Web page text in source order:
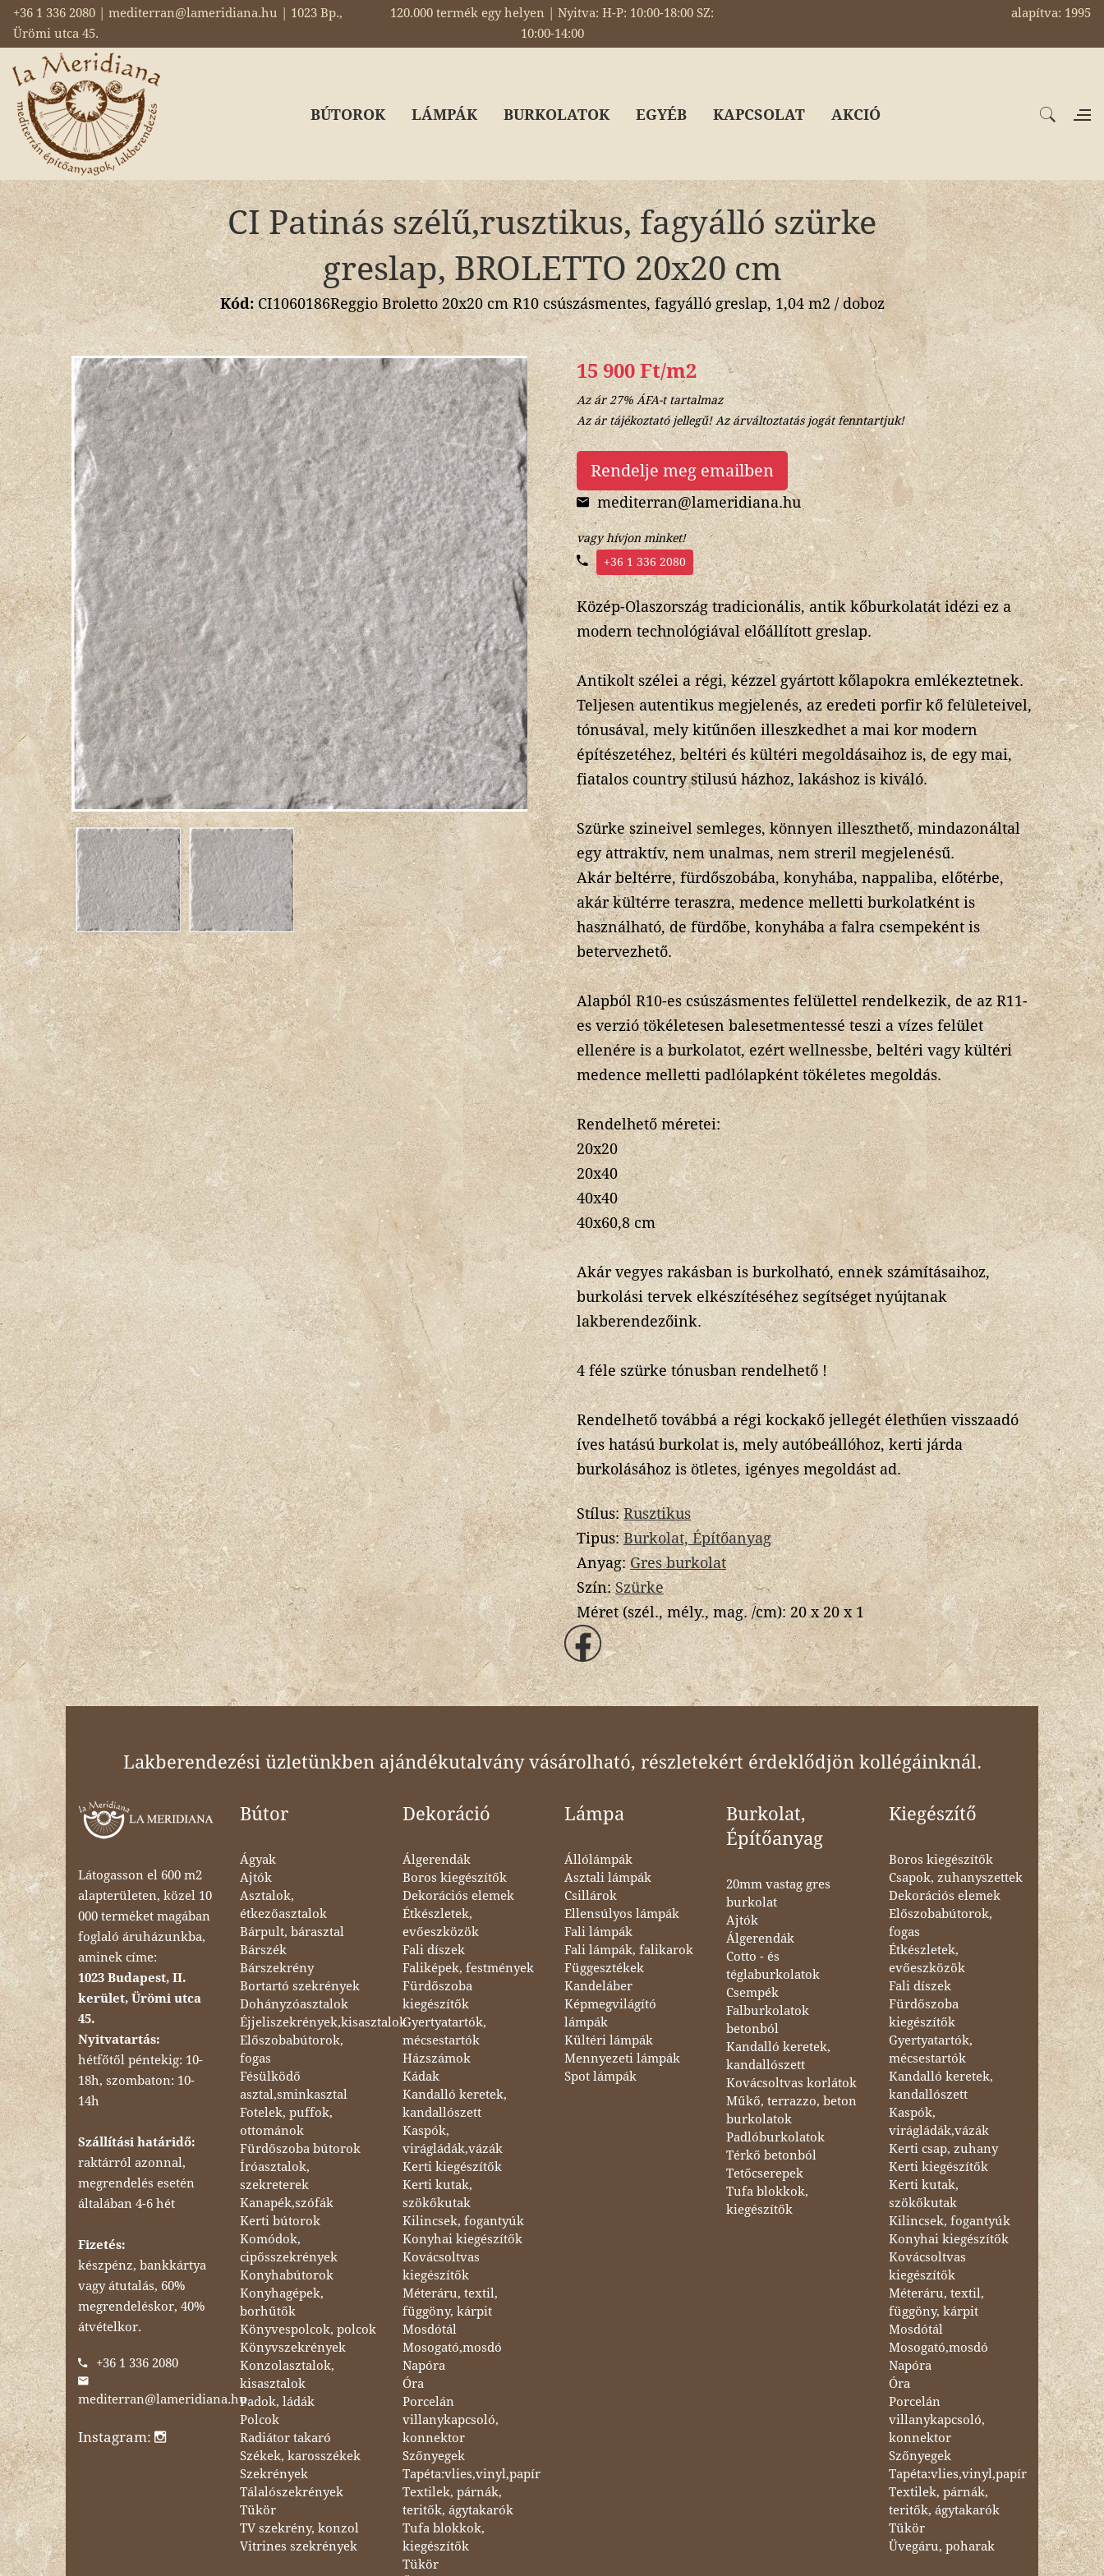
+36 1 336 2080 | mediterran@lameridiana.hu | 1023 Bp.,
Ürömi utca 45.
120.000 termék egy helyen | Nyitva: H-P: 10:00-18:00 SZ:
10:00-14:00
alapítva: 1995
BÚTOROK LÁMPÁK BURKOLATOK EGYÉB KAPCSOLAT AKCIÓ
CI Patinás szélű,rusztikus, fagyálló szürke
greslap, BROLETTO 20x20 cm
Kód:CI1060186Reggio Broletto 20x20 cm R10 csúszásmentes, fagyálló greslap, 1,04 m2 / doboz
15 900 Ft/m2
Az ár 27% ÁFA-t tartalmaz
Az ár tájékoztató jellegű! Az árváltoztatás jogát fenntartjuk!
Rendelje meg emailben
mediterran@lameridiana.hu
vagy hívjon minket!
+36 1 336 2080
Közép-Olaszország tradicionális, antik kőburkolatát idézi ez a
modern technológiával előállított greslap.
Antikolt szélei a régi, kézzel gyártott kőlapokra emlékeztetnek.
Teljesen autentikus megjelenés, az eredeti porfir kő felületeivel,
tónusával, mely kitűnően illeszkedhet a mai kor modern
építészetéhez, beltéri és kültéri megoldásaihoz is, de egy mai,
fiatalos country stilusú házhoz, lakáshoz is kiváló.
Szürke szineivel semleges, könnyen illeszthető, mindazonáltal
egy attraktív, nem unalmas, nem streril megjelenésű.
Akár beltérre, fürdőszobába, konyhába, nappaliba, előtérbe,
akár kültérre teraszra, medence melletti burkolatként is
használható, de fürdőbe, konyhába a falra csempeként is
betervezhető.
Alapból R10-es csúszásmentes felülettel rendelkezik, de az R11-
es verzió tökéletesen balesetmentessé teszi a vízes felület
ellenére is a burkolatot, ezért wellnessbe, beltéri vagy kültéri
medence melletti padlólapként tökéletes megoldás.
Rendelhető méretei:
20x20
20x40
40x40
40x60,8 cm
Akár vegyes rakásban is burkolható, ennek számításaihoz,
burkolási tervek elkészítéséhez segítséget nyújtanak
lakberendezőink.
4 féle szürke tónusban rendelhető !
Rendelhető továbbá a régi kockakő jellegét élethűen visszaadó
íves hatású burkolat is, mely autóbeállóhoz, kerti járda
burkolásához is ötletes, igényes megoldást ad.
Stílus:Rusztikus
Tipus:Burkolat, Építőanyag
Anyag:Gres burkolat
Szín:Szürke
Méret (szél., mély., mag. /cm): 20 x 20 x 1
Lakberendezési üzletünkben ajándékutalvány vásárolható, részletekért érdeklődjön kollégáinknál.
Látogasson el 600 m2
alapterületen, közel 10
000 terméket magában
foglaló áruházunkba,
aminek címe:
1023 Budapest, II.
kerület, Ürömi utca
45.
Nyitvatartás:
hétfőtől péntekig: 10-
18h, szombaton: 10-
14h
Szállítási határidő:
raktárról azonnal,
megrendelés esetén
általában 4-6 hét
Fizetés:
készpénz, bankkártya
vagy átutalás, 60%
megrendeléskor, 40%
átvételkor.
+36 1 336 2080
mediterran@lameridiana.hu
Instagram:
Bútor
Ágyak
Ajtók
Asztalok,
étkezőasztalok
Bárpult, bárasztal
Bárszék
Bárszekrény
Bortartó szekrények
Dohányzóasztalok
Éjjeliszekrények,kisasztalok
Előszobabútorok,
fogas
Fésülködő
asztal,sminkasztal
Fotelek, puffok,
ottománok
Fürdőszoba bútorok
Íróasztalok,
szekreterek
Kanapék,szófák
Kerti bútorok
Komódok,
cipősszekrények
Konyhabútorok
Konyhagépek,
borhűtők
Könyvespolcok, polcok
Könyvszekrények
Konzolasztalok,
kisasztalok
Padok, ládák
Polcok
Radiátor takaró
Székek, karosszékek
Szekrények
Tálalószekrények
Tükör
TV szekrény, konzol
Vitrines szekrények
Dekoráció
Álgerendák
Boros kiegészítők
Dekorációs elemek
Étkészletek,
evőeszközök
Fali díszek
Faliképek, festmények
Fürdőszoba
kiegészítők
Gyertyatartók,
mécsestartók
Házszámok
Kádak
Kandalló keretek,
kandallószett
Kaspók,
virágládák,vázák
Kerti kiegészítők
Kerti kutak,
szökőkutak
Kilincsek, fogantyúk
Konyhai kiegészítők
Kovácsoltvas
kiegészítők
Méteráru, textil,
függöny, kárpit
Mosdótál
Mosogató,mosdó
Napóra
Óra
Porcelán
villanykapcsoló,
konnektor
Szőnyegek
Tapéta:vlies,vinyl,papír
Textilek, párnák,
teritők, ágytakarók
Tufa blokkok,
kiegészítők
Tükör
Lámpa
Állólámpák
Asztali lámpák
Csillárok
Ellensúlyos lámpák
Fali lámpák
Fali lámpák, falikarok
Függesztékek
Kandeláber
Képmegvilágító
lámpák
Kültéri lámpák
Mennyezeti lámpák
Spot lámpák
Burkolat,
Építőanyag
20mm vastag gres
burkolat
Ajtók
Álgerendák
Cotto - és
téglaburkolatok
Csempék
Falburkolatok
betonból
Kandalló keretek,
kandallószett
Kovácsoltvas korlátok
Műkő, terrazzo, beton
burkolatok
Padlóburkolatok
Térkő betonból
Tetőcserepek
Tufa blokkok,
kiegészítők
Kiegészítő
Boros kiegészítők
Csapok, zuhanyszettek
Dekorációs elemek
Előszobabútorok,
fogas
Étkészletek,
evőeszközök
Fali díszek
Fürdőszoba
kiegészítők
Gyertyatartók,
mécsestartók
Kandalló keretek,
kandallószett
Kaspók,
virágládák,vázák
Kerti csap, zuhany
Kerti kiegészítők
Kerti kutak,
szökőkutak
Kilincsek, fogantyúk
Konyhai kiegészítők
Kovácsoltvas
kiegészítők
Méteráru, textil,
függöny, kárpit
Mosdótál
Mosogató,mosdó
Napóra
Óra
Porcelán
villanykapcsoló,
konnektor
Szőnyegek
Tapéta:vlies,vinyl,papír
Textilek, párnák,
teritők, ágytakarók
Tükör
Üvegáru, poharak